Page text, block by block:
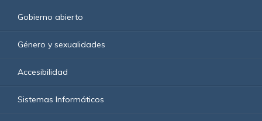
Gobierno abierto
Género y sexualidades
Accesibilidad
Sistemas Informáticos